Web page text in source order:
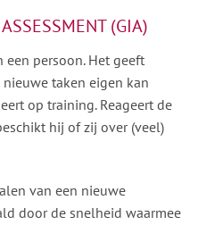
(GIA)
een persoon. Het geeft
taken eigen kan
op training. Reageert de
hij of zij over (veel)
van een nieuwe
door de snelheid waarmee